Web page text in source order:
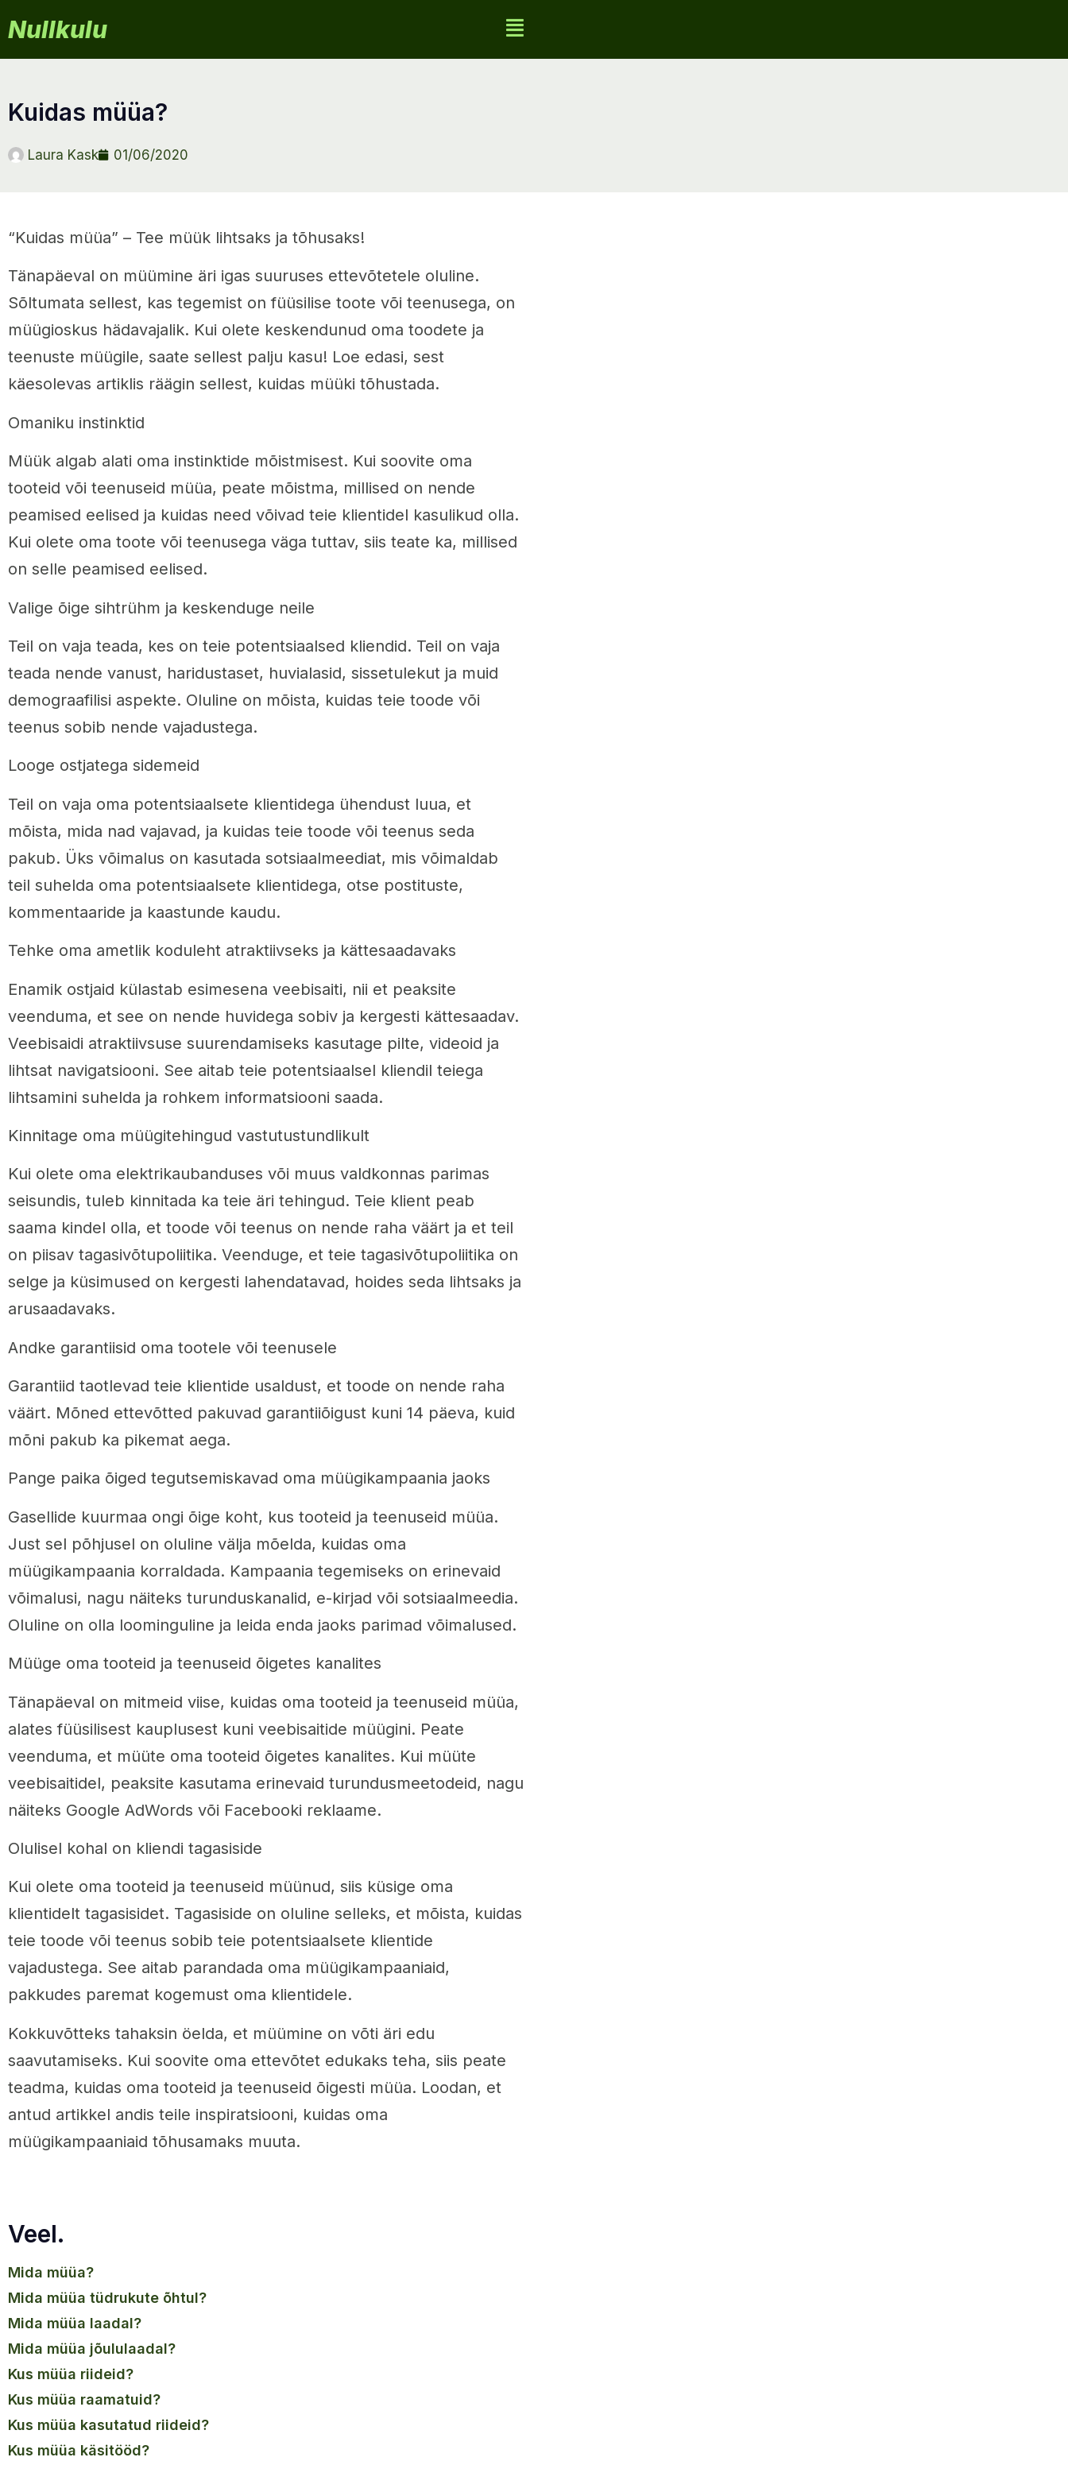
Nullkulu
kuidas müüa?
Laura Kask 01/06/2020
“Kuidas müüa” – Tee müük lihtsaks ja tõhusaks!
Tänapäeval on müümine äri igas suuruses ettevõtetele oluline.
Sõltumata sellest, kas tegemist on füüsilise toote või teenusega, on
müügioskus hädavajalik. Kui olete keskendunud oma toodete ja
teenuste müügile, saate sellest palju kasu! Loe edasi, sest
käesolevas artiklis räägin sellest, kuidas müüki tõhustada.
Omaniku instinktid
Müük algab alati oma instinktide mõistmisest. Kui soovite oma
tooteid või teenuseid müüa, peate mõistma, millised on nende
peamised eelised ja kuidas need võivad teie klientidel kasulikud olla.
Kui olete oma toote või teenusega väga tuttav, siis teate ka, millised
on selle peamised eelised.
Valige õige sihtrühm ja keskenduge neile
Teil on vaja teada, kes on teie potentsiaalsed kliendid. Teil on vaja
teada nende vanust, haridustaset, huvialasid, sissetulekut ja muid
demograafilisi aspekte. Oluline on mõista, kuidas teie toode või
teenus sobib nende vajadustega.
Looge ostjatega sidemeid
Teil on vaja oma potentsiaalsete klientidega ühendust luua, et
mõista, mida nad vajavad, ja kuidas teie toode või teenus seda
pakub. Üks võimalus on kasutada sotsiaalmeediat, mis võimaldab
teil suhelda oma potentsiaalsete klientidega, otse postituste,
kommentaaride ja kaastunde kaudu.
Tehke oma ametlik koduleht atraktiivseks ja kättesaadavaks
Enamik ostjaid külastab esimesena veebisaiti, nii et peaksite
veenduma, et see on nende huvidega sobiv ja kergesti kättesaadav.
Veebisaidi atraktiivsuse suurendamiseks kasutage pilte, videoid ja
lihtsat navigatsiooni. See aitab teie potentsiaalsel kliendil teiega
lihtsamini suhelda ja rohkem informatsiooni saada.
Kinnitage oma müügitehingud vastutustundlikult
Kui olete oma elektrikaubanduses või muus valdkonnas parimas
seisundis, tuleb kinnitada ka teie äri tehingud. Teie klient peab
saama kindel olla, et toode või teenus on nende raha väärt ja et teil
on piisav tagasivõtupoliitika. Veenduge, et teie tagasivõtupoliitika on
selge ja küsimused on kergesti lahendatavad, hoides seda lihtsaks ja
arusaadavaks.
Andke garantiisid oma tootele või teenusele
Garantiid taotlevad teie klientide usaldust, et toode on nende raha
väärt. Mõned ettevõtted pakuvad garantiiõigust kuni 14 päeva, kuid
mõni pakub ka pikemat aega.
Pange paika õiged tegutsemiskavad oma müügikampaania jaoks
Gasellide kuurmaa ongi õige koht, kus tooteid ja teenuseid müüa.
Just sel põhjusel on oluline välja mõelda, kuidas oma
müügikampaania korraldada. Kampaania tegemiseks on erinevaid
võimalusi, nagu näiteks turunduskanalid, e-kirjad või sotsiaalmeedia.
Oluline on olla loominguline ja leida enda jaoks parimad võimalused.
Müüge oma tooteid ja teenuseid õigetes kanalites
Tänapäeval on mitmeid viise, kuidas oma tooteid ja teenuseid müüa,
alates füüsilisest kauplusest kuni veebisaitide müügini. Peate
veenduma, et müüte oma tooteid õigetes kanalites. Kui müüte
veebisaitidel, peaksite kasutama erinevaid turundusmeetodeid, nagu
näiteks Google AdWords või Facebooki reklaame.
Olulisel kohal on kliendi tagasiside
Kui olete oma tooteid ja teenuseid müünud, siis küsige oma
klientidelt tagasisidet. Tagasiside on oluline selleks, et mõista, kuidas
teie toode või teenus sobib teie potentsiaalsete klientide
vajadustega. See aitab parandada oma müügikampaaniaid,
pakkudes paremat kogemust oma klientidele.
Kokkuvõtteks tahaksin öelda, et müümine on võti äri edu
saavutamiseks. Kui soovite oma ettevõtet edukaks teha, siis peate
teadma, kuidas oma tooteid ja teenuseid õigesti müüa. Loodan, et
antud artikkel andis teile inspiratsiooni, kuidas oma
müügikampaaniaid tõhusamaks muuta.
Veel.
mida müüa?
mida müüa tüdrukute õhtul?
mida müüa laadal?
mida müüa jõululaadal?
kus müüa riideid?
kus müüa raamatuid?
kus müüa kasutatud riideid?
kus müüa käsitööd?